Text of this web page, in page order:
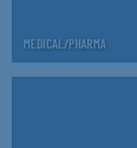
MEDICAL/PHARMA